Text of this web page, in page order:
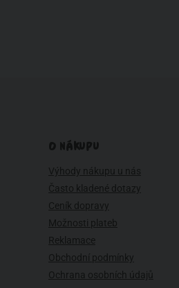
O NÁKUPU
Výhody nákupu u nás
Často kladené dotazy
Ceník dopravy
Možnosti plateb
Reklamace
Obchodní podmínky
Ochrana osobních údajů